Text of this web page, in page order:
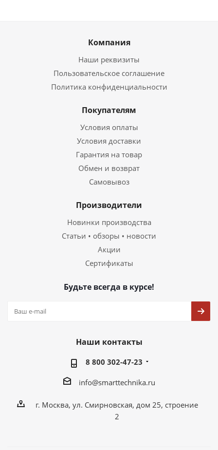
Компания
Наши реквизиты
Пользовательское соглашение
Политика конфиденциальности
Покупателям
Условия оплаты
Условия доставки
Гарантия на товар
Обмен и возврат
Самовывоз
Производители
Новинки производства
Статьи • обзоры • новости
Акции
Сертификаты
Будьте всегда в курсе!
Наши контакты
8 800 302-47-23
info@smarttechnika.ru
г. Москва, ул. Смирновская, дом 25, строение
2